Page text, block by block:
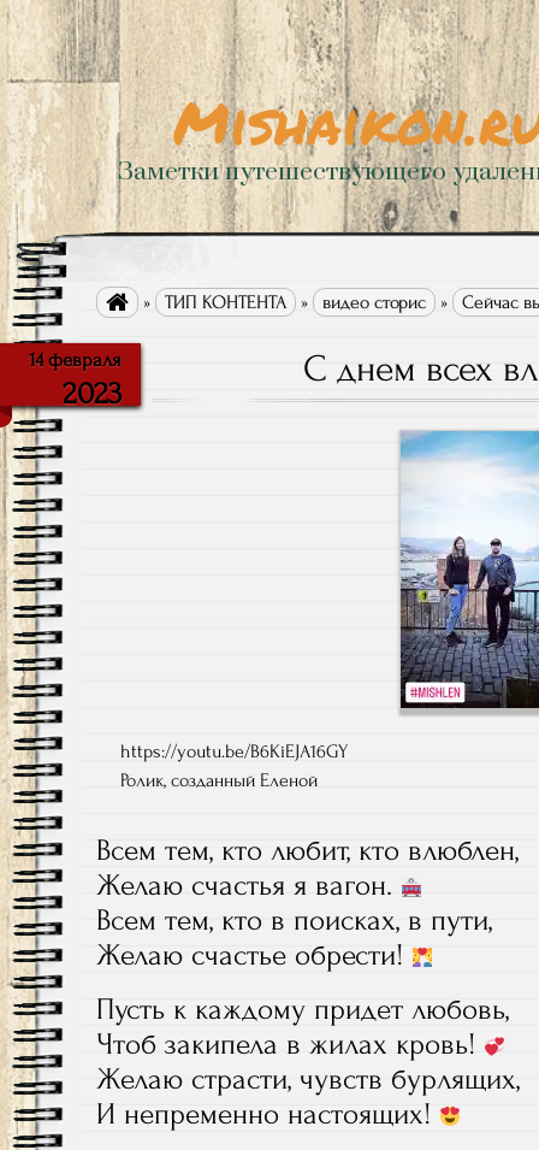
Заметки путешествующего
 » ТИП КОНТЕНТА » видео сторис » Сейчас
14 февраля
2023
С днем всех
https://youtu.be/B6KiEJA16GY
Ролик, созданный Еленой
Всем тем, кто любит, кто влюблен,
Желаю счастья я вагон.
Всем тем, кто в поисках, в пути,
Желаю счастье обрести!
Пусть к каждому придет любовь,
Чтоб закипела в жилах кровь!
Желаю страсти, чувств бурлящих,
И непременно настоящих!